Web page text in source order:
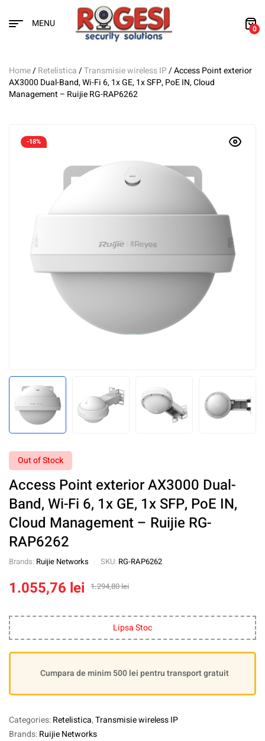
MENU 0
Home/Retelistica/Transmisie wireless IP/ Access Point exterior
AX3000 Dual-Band, Wi-Fi 6, 1x GE, 1x SFP, PoE IN, Cloud
Management – Ruijie RG-RAP6262
-18%
Out of Stock
Access Point exterior AX3000 Dual-
Band, Wi-Fi 6, 1x GE, 1x SFP, PoE IN,
Cloud Management – Ruijie RG-
RAP6262
Brands: Ruijie Networks SKU: RG-RAP6262
1.294,80lei
1.055,76 lei
Lipsa Stoc
Cumpara de minim 500 lei pentru transport gratuit
Categories:Retelistica,Transmisie wireless IP
Brands:Ruijie Networks